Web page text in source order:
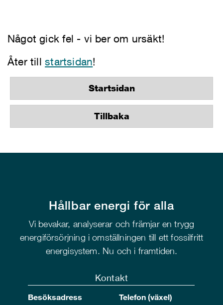
Något gick fel - vi ber om ursäkt!
Åter tillstartsidan!
Startsidan
Tillbaka
Hållbar energi för alla
Vi bevakar, analyserar och främjar en trygg
energiförsörjning i omställningen till ett fossilfritt
energisystem. Nu och i framtiden.
Kontakt
Besöksadress
Telefon (växel)